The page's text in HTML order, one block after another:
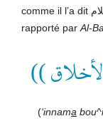
rapporté par Al-
))
(‘innama